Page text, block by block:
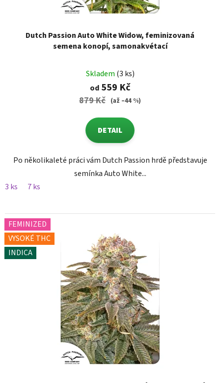
Dutch Passion Auto White Widow, feminizovaná
semena konopí, samonakvétací
Skladem (3 ks)
od559 Kč
879 Kč (až –44 %)
DETAIL
Po několikaleté práci vám Dutch Passion hrdě představuje
semínka Auto White...
3 ks
7 ks
FEMINIZED
VYSOKÉ THC
INDICA